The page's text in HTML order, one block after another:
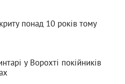
понад 10 років тому
у Ворохті покійників